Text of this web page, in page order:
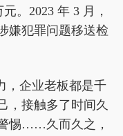
。2023 年 3 月，
嫌犯罪问题移送检
，企业老板都是千
，接触多了时间久
惕……久而久之，